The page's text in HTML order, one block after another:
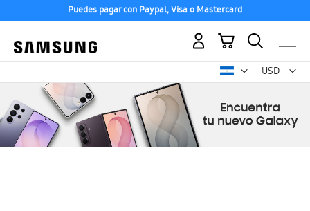
Puedes pagar con Paypal, Visa o Mastercard
USD -
dólar
Mi carrito